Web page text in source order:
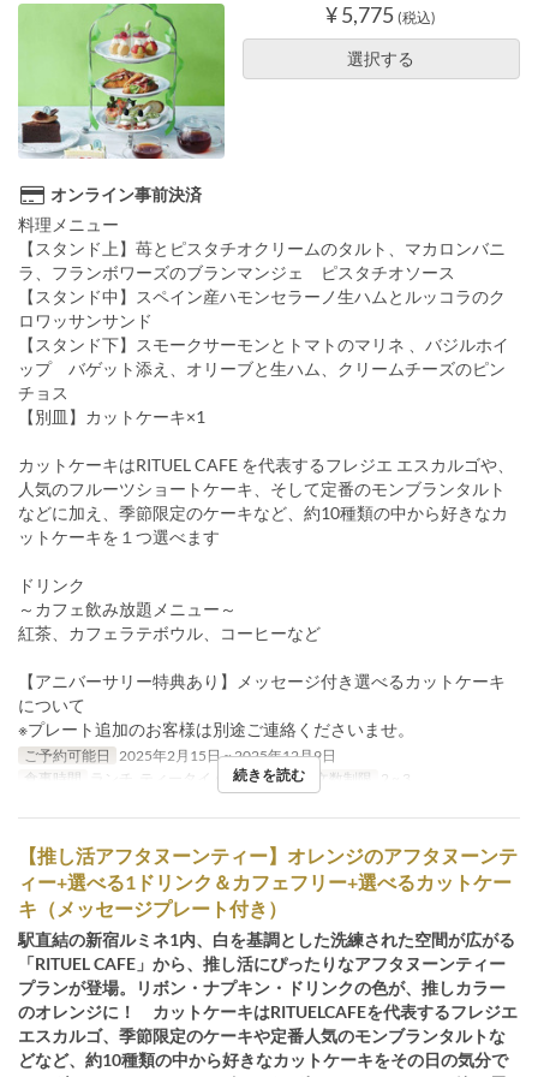
¥ 5,775 (税込)
選択する
オンライン事前決済
料理メニュー
【スタンド上】苺とピスタチオクリームのタルト、マカロンバニ
ラ、フランボワーズのブランマンジェ ピスタチオソース
【スタンド中】スペイン産ハモンセラーノ生ハムとルッコラのク
ロワッサンサンド
【スタンド下】スモークサーモンとトマトのマリネ 、バジルホイ
ップ バゲット添え、オリーブと生ハム、クリームチーズのピン
チョス
【別皿】カットケーキ×1
カットケーキはRITUEL CAFE を代表するフレジエ エスカルゴや、
人気のフルーツショートケーキ、そして定番のモンブランタルト
などに加え、季節限定のケーキなど、約10種類の中から好きなカ
ットケーキを１つ選べます
ドリンク
～カフェ飲み放題メニュー～
紅茶、カフェラテボウル、コーヒーなど
【アニバーサリー特典あり】メッセージ付き選べるカットケーキ
について
※プレート追加のお客様は別途ご連絡くださいませ。
ご予約可能日
2025年2月15日 ~ 2025年12月9日
食事時間
ランチ, ティータイム, ディナー 注文数制限 2 ~ 3
続きを読む
【推し活アフタヌーンティー】オレンジのアフタヌーンテ
ィー+選べる1ドリンク＆カフェフリー+選べるカットケー
キ（メッセージプレート付き）
駅直結の新宿ルミネ1内、白を基調とした洗練された空間が広がる
「RITUEL CAFE」から、推し活にぴったりなアフタヌーンティー
プランが登場。リボン・ナプキン・ドリンクの色が、推しカラー
のオレンジに！ カットケーキはRITUELCAFEを代表するフレジエ
エスカルゴ、季節限定のケーキや定番人気のモンブランタルトな
どなど、約10種類の中から好きなカットケーキをその日の気分で